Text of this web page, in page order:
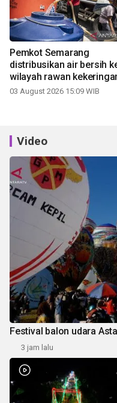
Pemkot Semarang
distribusikan air bersih
wilayah rawan
03 August 2026 15:09 WIB
Video
Festival balon udara
3 jam lalu